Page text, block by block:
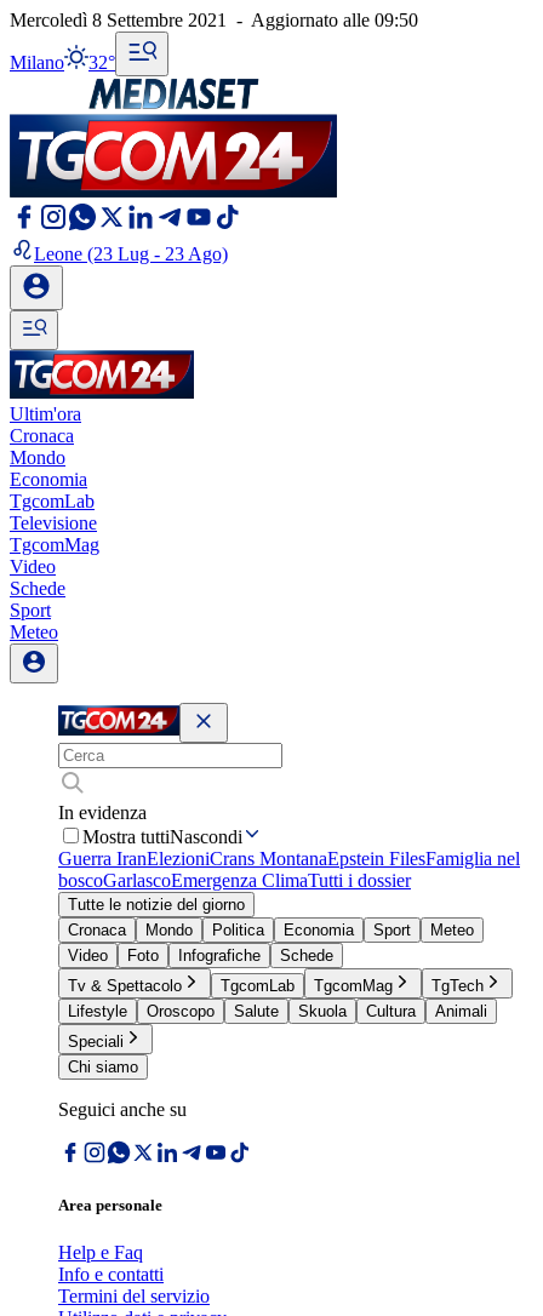
Mercoledì 8 Settembre 2021 - Aggiornato alle 09:50
Milano 32°
Leone (23 Lug - 23 Ago)
Ultim'ora
Cronaca
Mondo
Economia
TgcomLab
Televisione
TgcomMag
Video
Schede
Sport
Meteo
In evidenza
Mostra tuttiNascondi
Guerra IranElezioniCrans MontanaEpstein FilesFamiglia nel
boscoGarlascoEmergenza ClimaTutti i dossier
Tutte le notizie del giorno
Cronaca
Mondo Politica Economia Sport
Meteo
Video
Foto Infografiche
Schede
Tv & Spettacolo
TgcomLab TgcomMag
TgTech
Lifestyle
Oroscopo Salute Skuola Cultura
Animali
Speciali
Chi siamo
Seguici anche su
Area personale
Help e Faq
Info e contatti
Termini del servizio